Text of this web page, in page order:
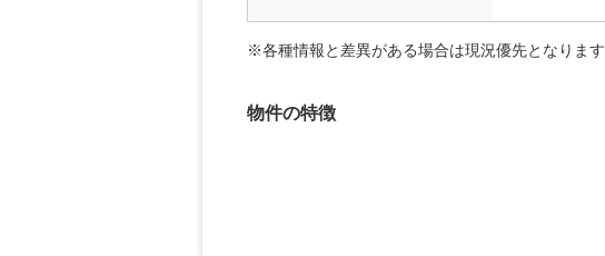
※各種情報と差異がある場合は現況優先となります
物件の特徴